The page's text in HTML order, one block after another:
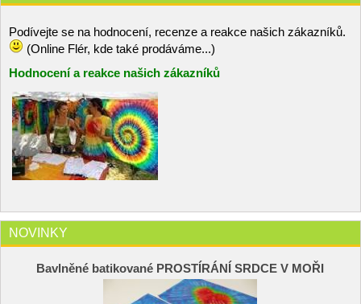
Podívejte se na hodnocení, recenze a reakce našich zákazníků.
(Online Flér, kde také prodáváme...)
Hodnocení a reakce našich zákazníků
NOVINKY
Bavlněné batikované PROSTÍRÁNÍ SRDCE V MOŘI